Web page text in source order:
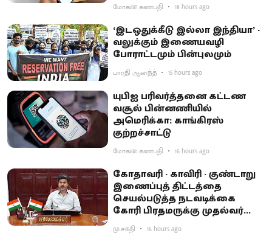
மோகன் கணபதி 18 hours ago
‘இடஒதுக்கீடு இல்லா இந்தியா’ -
வலுக்கும் இணையவழி
போராட்டமும் பின்புலமும்
பாரதி ஆனந்த் 15 hours ago
யுபிஐ பரிவர்த்தனை கட்டண
வசூல் பின்னணியில்
அமெரிக்கா: காங்கிரஸ்
குற்றச்சாட்டு
மோகன் கணபதி 16 hours ago
கோதாவரி - காவிரி - குண்டாறு
இணைப்புத் திட்டத்தை
செயல்படுத்த நடவடிக்கை
கோரி பிரதமருக்கு முதல்வர்
விஜய் கடிதம்
மு.சக்தி 16 hours ago